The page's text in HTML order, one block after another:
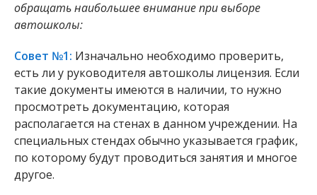
обращать наибольшее внимание при выборе
автошколы:
Совет №1: Изначально необходимо проверить,
есть ли у руководителя автошколы лицензия. Если
такие документы имеются в наличии, то нужно
просмотреть документацию, которая
располагается на стенах в данном учреждении. На
специальных стендах обычно указывается график,
по которому будут проводиться занятия и многое
другое.